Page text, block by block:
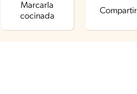
Marcarla
cocinada